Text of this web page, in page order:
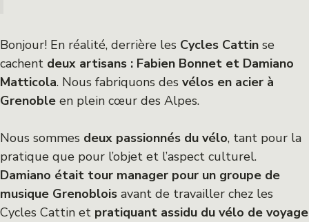
Bonjour! En réalité, derrière les Cycles Cattin se
cachent deux artisans : Fabien Bonnet et Damiano
Matticola. Nous fabriquons des vélos en acier à
Grenoble en plein cœur des Alpes.
Nous sommes deux passionnés du vélo, tant pour la
pratique que pour l’objet et l’aspect culturel.
Damiano était tour manager pour un groupe de
musique Grenoblois avant de travailler chez les
Cycles Cattin et pratiquant assidu du vélo de voyage